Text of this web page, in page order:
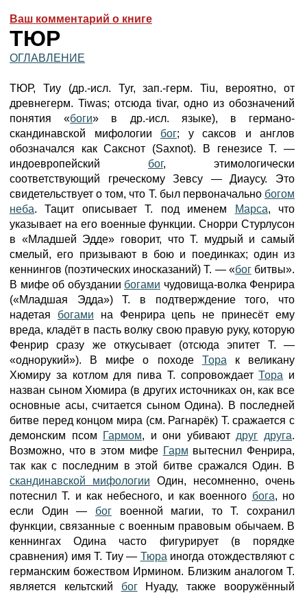
Ваш комментарий о книге
ТЮР
ОГЛАВЛЕНИЕ
ТЮР, Тиу (др.-исл. Tyr, зап.-герм. Tiu, вероятно, от
древнегерм. Tiwas; отсюда tivar, одно из обозначений
понятия «боги» в др.-исл. языке), в германо-
скандинавской мифологии бог; у саксов и англов
обозначался как Сакснот (Saxnot). В генезисе Т. —
индоевропейский бог, этимологически
соответствующий греческому Зевсу — Диаусу. Это
свидетельствует о том, что Т. был первоначально богом
неба. Тацит описывает Т. под именем Марса, что
указывает на его военные функции. Снорри Стурлусон
в «Младшей Эдде» говорит, что Т. мудрый и самый
смелый, его призывают в бою и поединках; один из
кеннингов (поэтических иносказаний) Т. — «богбитвы».
В мифе об обуздании богами чудовища-волка Фенрира
(«Младшая Эдда») Т. в подтверждение того, что
надетая богами на Фенрира цепь не принесёт ему
вреда, кладёт в пасть волку свою правую руку, которую
Фенрир сразу же откусывает (отсюда эпитет Т. —
«однорукий»). В мифе о походе Тора к великану
Хюмиру за котлом для пива Т. сопровождаетТора и
назван сыном Хюмира (в других источниках он, как все
основные асы, считается сыном Одина). В последней
битве перед концом мира (см. Рагнарёк) Т. сражается с
демонским псом
Гармом, и они убивают друг друга.
Возможно, что в этом мифе Гарм вытеснил Фенрира,
так как с последним в этой битве сражался Один. В
скандинавской мифологии Один, несомненно, очень
потеснил Т. и как небесного, и как военного бога, но
если Один — богвоенной магии, то Т. сохранил
функции, связанные с военным правовым обычаем. В
кеннингах Одина часто фигурирует (в порядке
сравнения) имя Т. Тиу — Тюра иногда отождествляют с
германским божеством Ирмином. Близким аналогом Т.
является кельтский богНуаду, также вооружённый